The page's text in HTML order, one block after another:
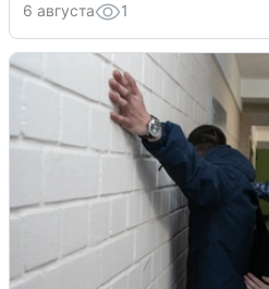
6 августа 1